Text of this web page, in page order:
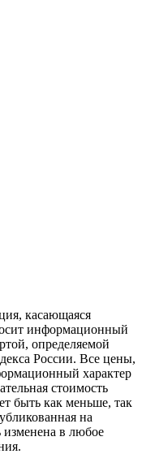
касающаяся
информационный
определяемой
России. Все цены,
характер
стоимость
быть как меньше, так
на
в любое